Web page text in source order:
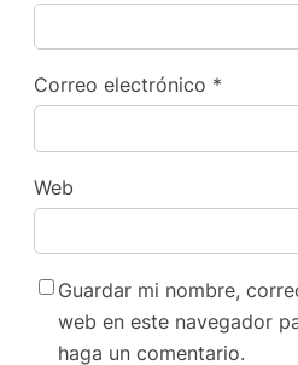
Correo electrónico *
Web
Guardar mi nombre,
web en este navegador
haga un comentario.